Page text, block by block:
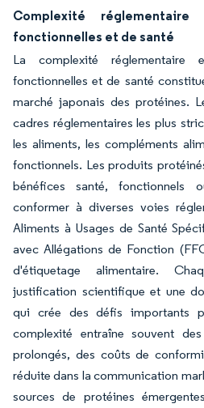
Complexité
fonctionnelles et de santé
La complexité réglementaire
fonctionnelles et de santé
marché japonais des protéines.
cadres réglementaires les plus
les aliments, les compléments
fonctionnels. Les produits
bénéfices santé, fonctionnels
conformer à diverses voies
Aliments à Usages de Santé
avec Allégations de Fonction
d'étiquetage alimentaire.
justification scientifique et une
qui crée des défis importants
complexité entraîne souvent
prolongés, des coûts de
réduite dans la communication
sources de protéines